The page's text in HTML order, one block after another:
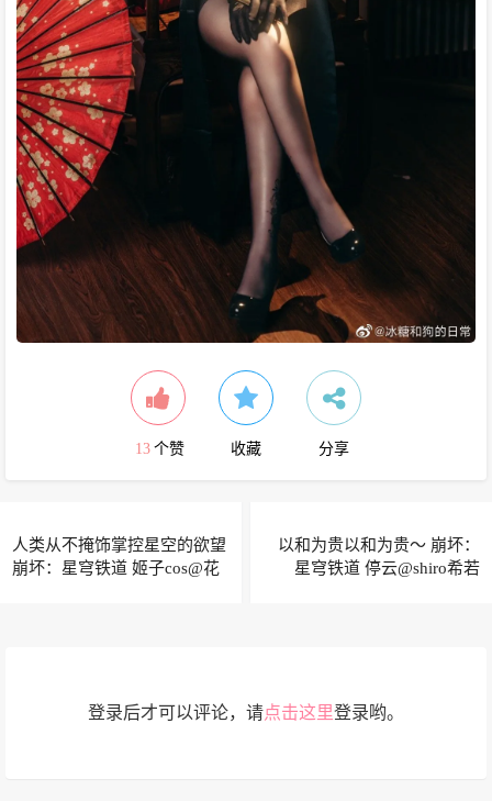
13 个赞 收藏 分享
人类从不掩饰掌控星空的欲望
崩坏：星穹铁道 姬子cos@花
以和为贵以和为贵～ 崩坏：
星穹铁道 停云@shiro希若
登录后才可以评论，请点击这里登录哟。